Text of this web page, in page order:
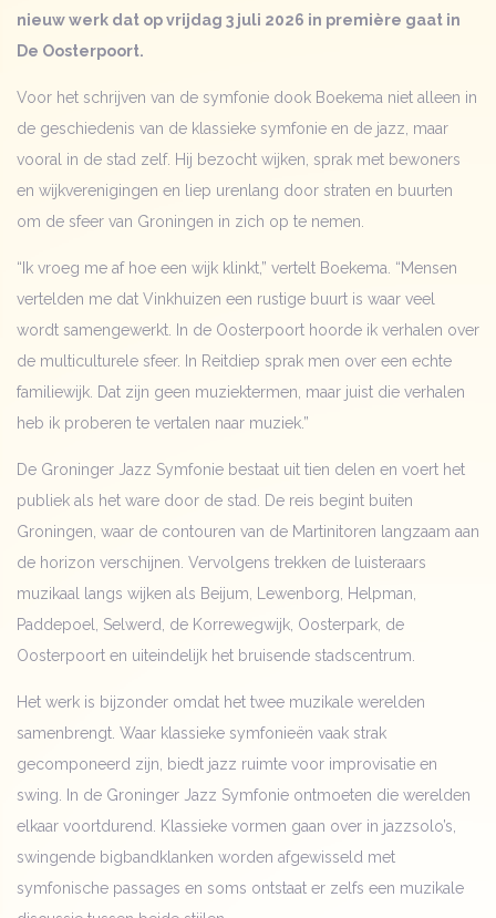
nieuw werk dat op vrijdag 3 juli 2026 in première gaat in
De Oosterpoort.
Voor het schrijven van de symfonie dook Boekema niet alleen in
de geschiedenis van de klassieke symfonie en de jazz, maar
vooral in de stad zelf. Hij bezocht wijken, sprak met bewoners
en wijkverenigingen en liep urenlang door straten en buurten
om de sfeer van Groningen in zich op te nemen.
“Ik vroeg me af hoe een wijk klinkt,” vertelt Boekema. “Mensen
vertelden me dat Vinkhuizen een rustige buurt is waar veel
wordt samengewerkt. In de Oosterpoort hoorde ik verhalen over
de multiculturele sfeer. In Reitdiep sprak men over een echte
familiewijk. Dat zijn geen muziektermen, maar juist die verhalen
heb ik proberen te vertalen naar muziek.”
De Groninger Jazz Symfonie bestaat uit tien delen en voert het
publiek als het ware door de stad. De reis begint buiten
Groningen, waar de contouren van de Martinitoren langzaam aan
de horizon verschijnen. Vervolgens trekken de luisteraars
muzikaal langs wijken als Beijum, Lewenborg, Helpman,
Paddepoel, Selwerd, de Korrewegwijk, Oosterpark, de
Oosterpoort en uiteindelijk het bruisende stadscentrum.
Het werk is bijzonder omdat het twee muzikale werelden
samenbrengt. Waar klassieke symfonieën vaak strak
gecomponeerd zijn, biedt jazz ruimte voor improvisatie en
swing. In de Groninger Jazz Symfonie ontmoeten die werelden
elkaar voortdurend. Klassieke vormen gaan over in jazzsolo’s,
swingende bigbandklanken worden afgewisseld met
symfonische passages en soms ontstaat er zelfs een muzikale